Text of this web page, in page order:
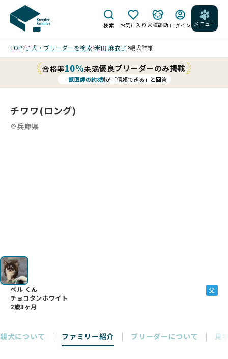
検索 お気に入り 犬種診断 ログイン メニュー
TOP 子犬・ブリーダーを検索 米田 麻衣子 親犬詳細
合格率10%未満優良ブリーダーのみ掲載
獣医師の約8割が「信頼できる」と回答
チワワ(ロング)
兵庫県
ベル くん
チョコタンホワイト
2歳3ヶ月
父
親犬について ファミリー紹介 ブリーダーについて 見